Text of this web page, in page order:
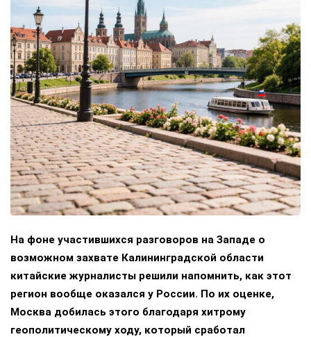
На фоне участившихся разговоров на Западе о
возможном захвате Калининградской области
китайские журналисты решили напомнить, как этот
регион вообще оказался у России. По их оценке,
Москва добилась этого благодаря хитрому
геополитическому ходу, который сработал